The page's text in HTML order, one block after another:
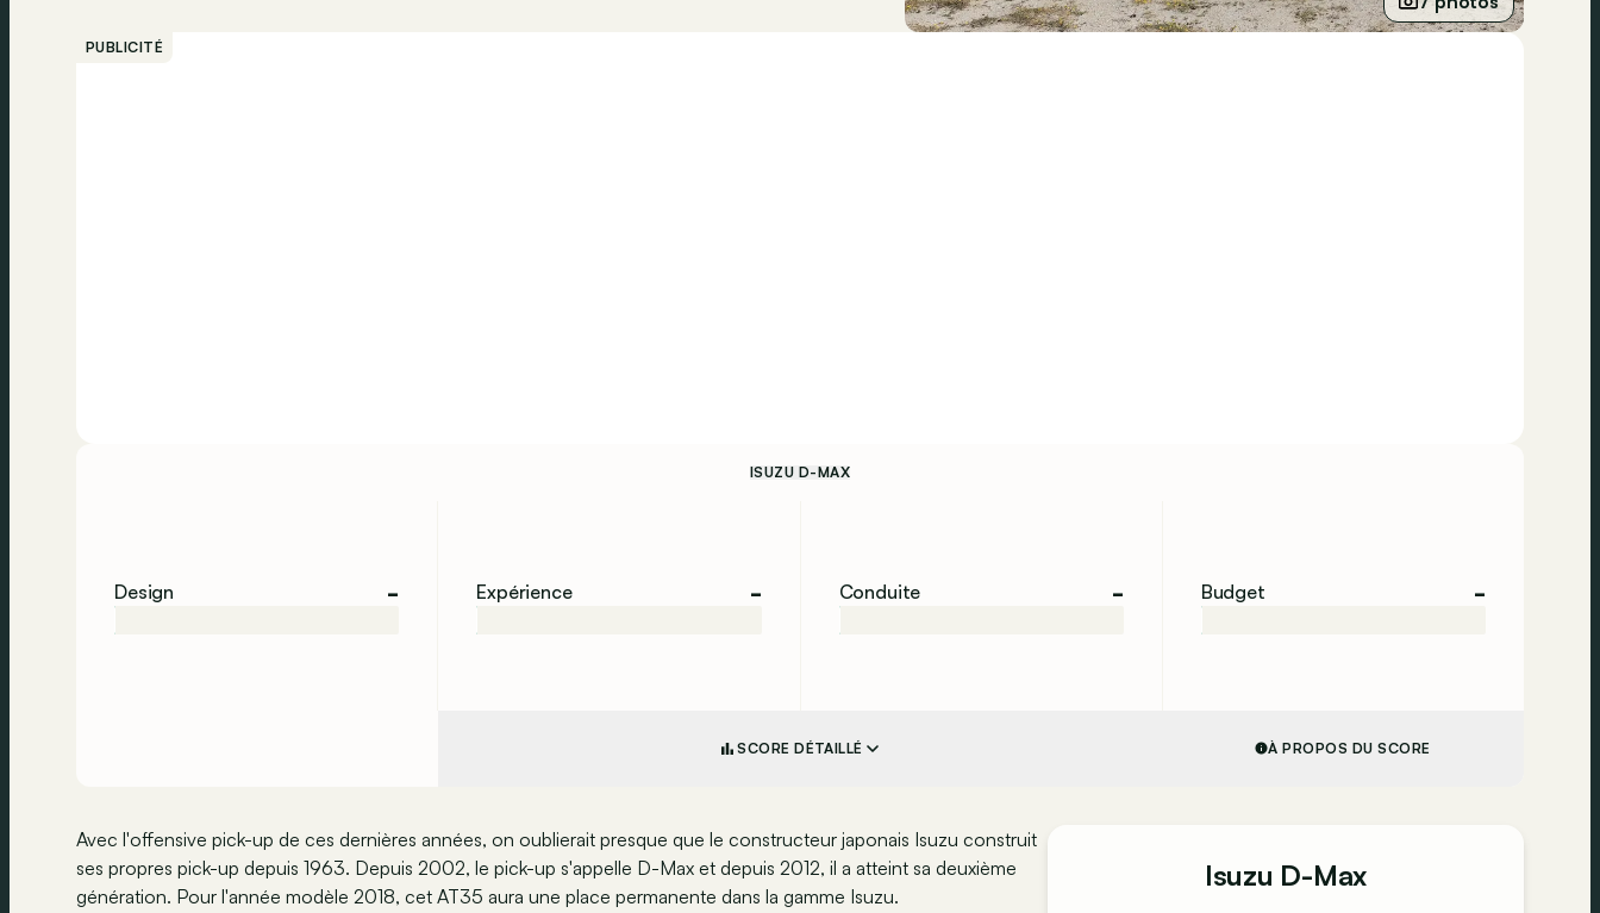
PUBLICITÉ
ISUZU D-MAX
Design - Expérience - Conduite - Budget -
SCORE DÉTAILLÉ À PROPOS DU SCORE
Avec l'offensive pick-up de ces dernières années, on oublierait presque que le constructeur japonais Isuzu construit
ses propres pick-up depuis 1963. Depuis 2002, le pick-up s'appelle D-Max et depuis 2012, il a atteint sa deuxième
génération. Pour l'année modèle 2018, cet AT35 aura une place permanente dans la gamme Isuzu.
Isuzu D-Max